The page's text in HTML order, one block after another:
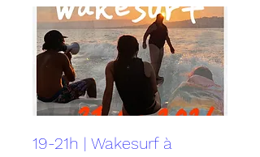
19-21h | Wakesurf à